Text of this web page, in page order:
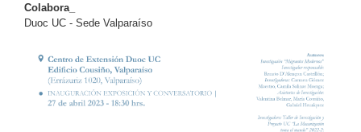
Colabora_
Duoc UC - Sede Valparaíso